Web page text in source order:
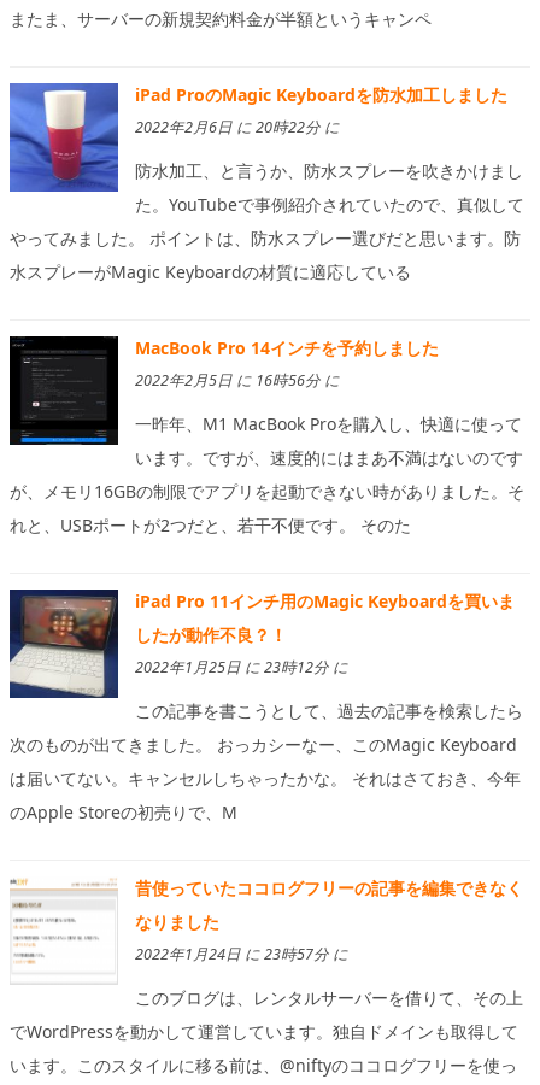
またま、サーバーの新規契約料金が半額というキャンペ
iPad ProのMagic Keyboardを防水加工しました
2022年2月6日 に 20時22分 に
防水加工、と言うか、防水スプレーを吹きかけまし
た。YouTubeで事例紹介されていたので、真似して
やってみました。 ポイントは、防水スプレー選びだと思います。防
水スプレーがMagic Keyboardの材質に適応している
MacBook Pro 14インチを予約しました
2022年2月5日 に 16時56分 に
一昨年、M1 MacBook Proを購入し、快適に使って
います。ですが、速度的にはまあ不満はないのです
が、メモリ16GBの制限でアプリを起動できない時がありました。そ
れと、USBポートが2つだと、若干不便です。 そのた
iPad Pro 11インチ用のMagic Keyboardを買いま
したが動作不良？！
2022年1月25日 に 23時12分 に
この記事を書こうとして、過去の記事を検索したら
次のものが出てきました。 おっカシーなー、このMagic Keyboard
は届いてない。キャンセルしちゃったかな。 それはさておき、今年
のApple Storeの初売りで、M
昔使っていたココログフリーの記事を編集できなく
なりました
2022年1月24日 に 23時57分 に
このブログは、レンタルサーバーを借りて、その上
でWordPressを動かして運営しています。独自ドメインも取得して
います。このスタイルに移る前は、@niftyのココログフリーを使っ